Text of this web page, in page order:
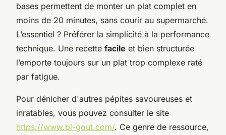
bases permettent de monter un plat complet en
moins de 20 minutes, sans courir au supermarché.
L’essentiel ? Préférer la simplicité à la performance
technique. Une recette facile et bien structurée
l’emporte toujours sur un plat trop complexe raté
par fatigue.
Pour dénicher d'autres pépites savoureuses et
inratables, vous pouvez consulter le site
https://www.bi-gout.com/. Ce genre de ressource,